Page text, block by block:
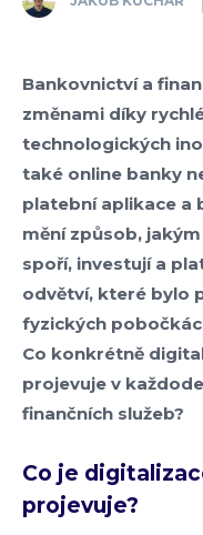
Bankovnictví a
změnami díky
technologických
také online banky
platební aplikace a
mění způsob,
spoří, investují a
odvětví, které bylo
fyzických
Co konkrétně
projevuje v
finančních služeb?
Co je
projevuje?